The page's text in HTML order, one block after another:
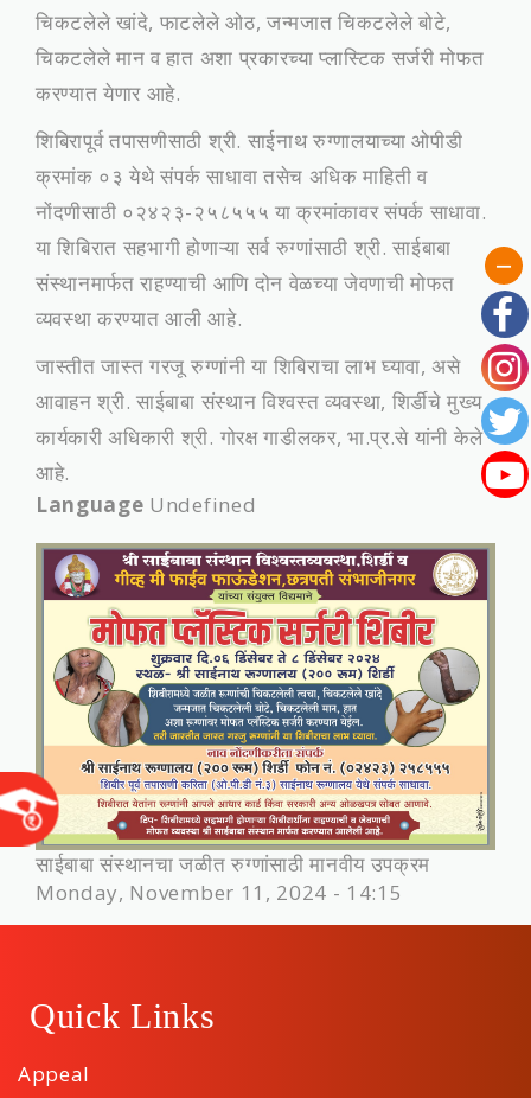
चिकटलेले खांदे, फाटलेले ओठ, जन्मजात चिकटलेले बोटे,
चिकटलेले मान व हात अशा प्रकारच्या प्लास्टिक सर्जरी मोफत
करण्यात येणार आहे.
शिबिरापूर्व तपासणीसाठी श्री. साईनाथ रुग्णालयाच्या ओपीडी
क्रमांक ०३ येथे संपर्क साधावा तसेच अधिक माहिती व
नोंदणीसाठी ०२४२३-२५८५५५ या क्रमांकावर संपर्क साधावा.
या शिबिरात सहभागी होणाऱ्या सर्व रुग्णांसाठी श्री. साईबाबा
संस्थानमार्फत राहण्याची आणि दोन वेळच्या जेवणाची मोफत
व्यवस्था करण्यात आली आहे.
जास्तीत जास्त गरजू रुग्णांनी या शिबिराचा लाभ घ्यावा, असे
आवाहन श्री. साईबाबा संस्थान विश्वस्त व्यवस्था, शिर्डीचे मुख्य
कार्यकारी अधिकारी श्री. गोरक्ष गाडीलकर, भा.प्र.से यांनी केले
आहे.
Language Undefined
साईबाबा संस्थानचा जळीत रुग्णांसाठी मानवीय उपक्रम
Monday, November 11, 2024 - 14:15
Quick Links
Appeal